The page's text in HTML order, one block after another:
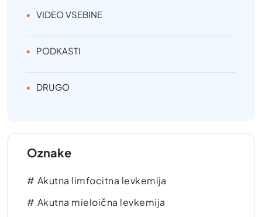
VIDEO VSEBINE
PODKASTI
DRUGO
Oznake
Akutna limfocitna levkemija
Akutna mieloična levkemija